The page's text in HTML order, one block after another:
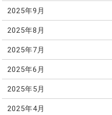
2025年9月
2025年8月
2025年7月
2025年6月
2025年5月
2025年4月